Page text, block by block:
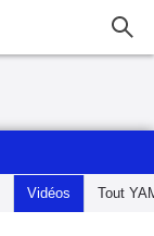
Vidéos Tout